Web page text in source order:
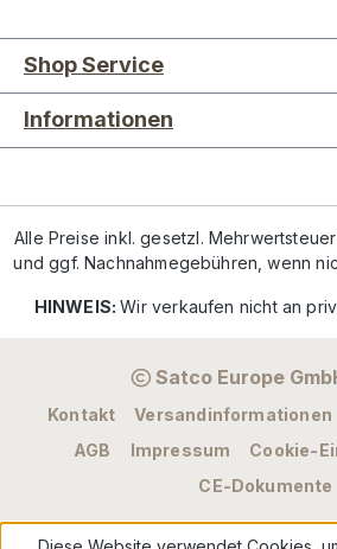
Shop Service
Informationen
Alle Preise inkl. gesetzl.
und ggf. Nachnahmegebühren, wenn
HINWEIS:Wir verkaufen nicht an
Satco Europe
Kontakt Versandinformationen
AGB
Impressum
Cookie-
CE-Dokumente